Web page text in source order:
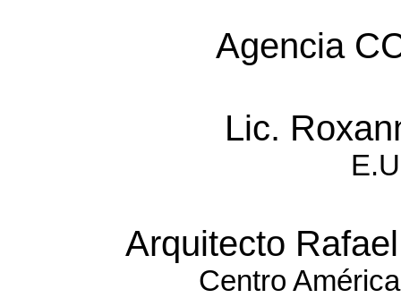
Agencia
Lic.
Arquitecto
Centro